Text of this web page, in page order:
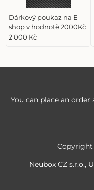
Dárkový poukaz na E-
shop v hodnotě 2000Kč
2 000 Kč
You can place an
Copyright
Neubox CZ s.r.o.,